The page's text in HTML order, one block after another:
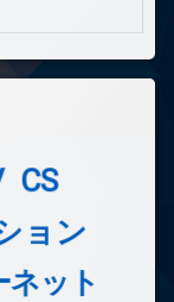
CS
ョン
ネット